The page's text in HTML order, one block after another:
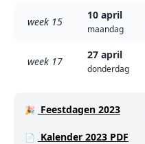
week 15
10 april
maandag
week 17
27 april
donderdag
🎉 Feestdagen 2023
📄 Kalender 2023 PDF